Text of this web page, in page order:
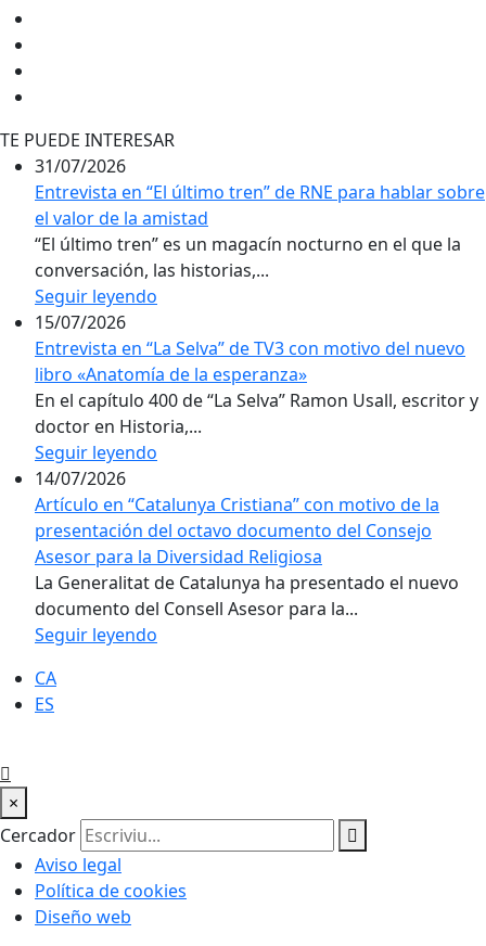
TE PUEDE INTERESAR
31/07/2026
Entrevista en “El último tren” de RNE para hablar sobre
el valor de la amistad
“El último tren” es un magacín nocturno en el que la
conversación, las historias,...
Seguir leyendo
15/07/2026
Entrevista en “La Selva” de TV3 con motivo del nuevo
libro «Anatomía de la esperanza»
En el capítulo 400 de “La Selva” Ramon Usall, escritor y
doctor en Historia,...
Seguir leyendo
14/07/2026
Artículo en “Catalunya Cristiana” con motivo de la
presentación del octavo documento del Consejo
Asesor para la Diversidad Religiosa
La Generalitat de Catalunya ha presentado el nuevo
documento del Consell Asesor para la...
Seguir leyendo
CA
ES
×
Cercador
Aviso legal
Política de cookies
Diseño web